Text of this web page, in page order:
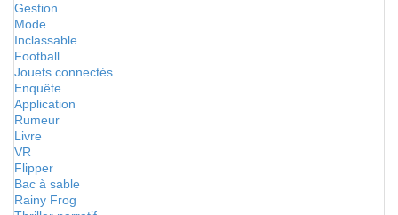
Gestion
Mode
Inclassable
Football
Jouets connectés
Enquête
Application
Rumeur
Livre
VR
Flipper
Bac à sable
Rainy Frog